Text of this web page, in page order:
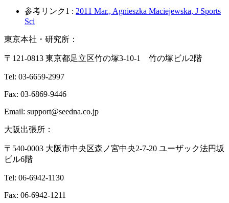
参考リンク1 : 2011 Mar., Agnieszka Maciejewska, J Sports
Sci
東京本社・研究所：
〒121-0813 東京都足立区竹の塚3-10-1 竹の塚ビル2階
Tel: 03-6659-2997
Fax: 03-6869-9446
Email: support@seedna.co.jp
大阪出張所：
〒540-0003 大阪市中央区森ノ宮中央2-7-20 ユーザック法円坂
ビル6階
Tel: 06-6942-1130
Fax: 06-6942-1211